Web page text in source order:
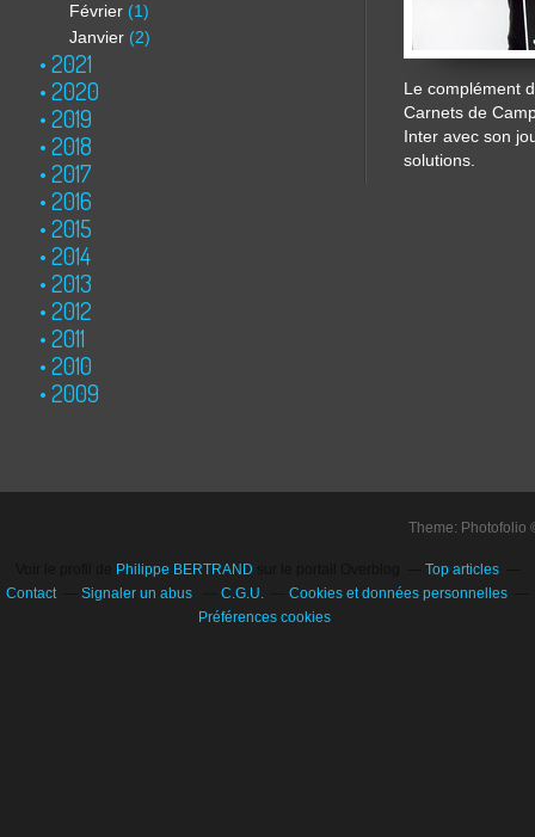
Février (1)
Janvier (2)
2021
2020
2019
2018
2017
2016
2015
2014
2013
2012
2011
2010
2009
Le complément
Carnets de
Inter avec son
solutions.
Theme:
Philippe BERTRAND
Top articles
Contact
Signaler un abus C.G.U.
Cookies et données personnelles
Préférences cookies